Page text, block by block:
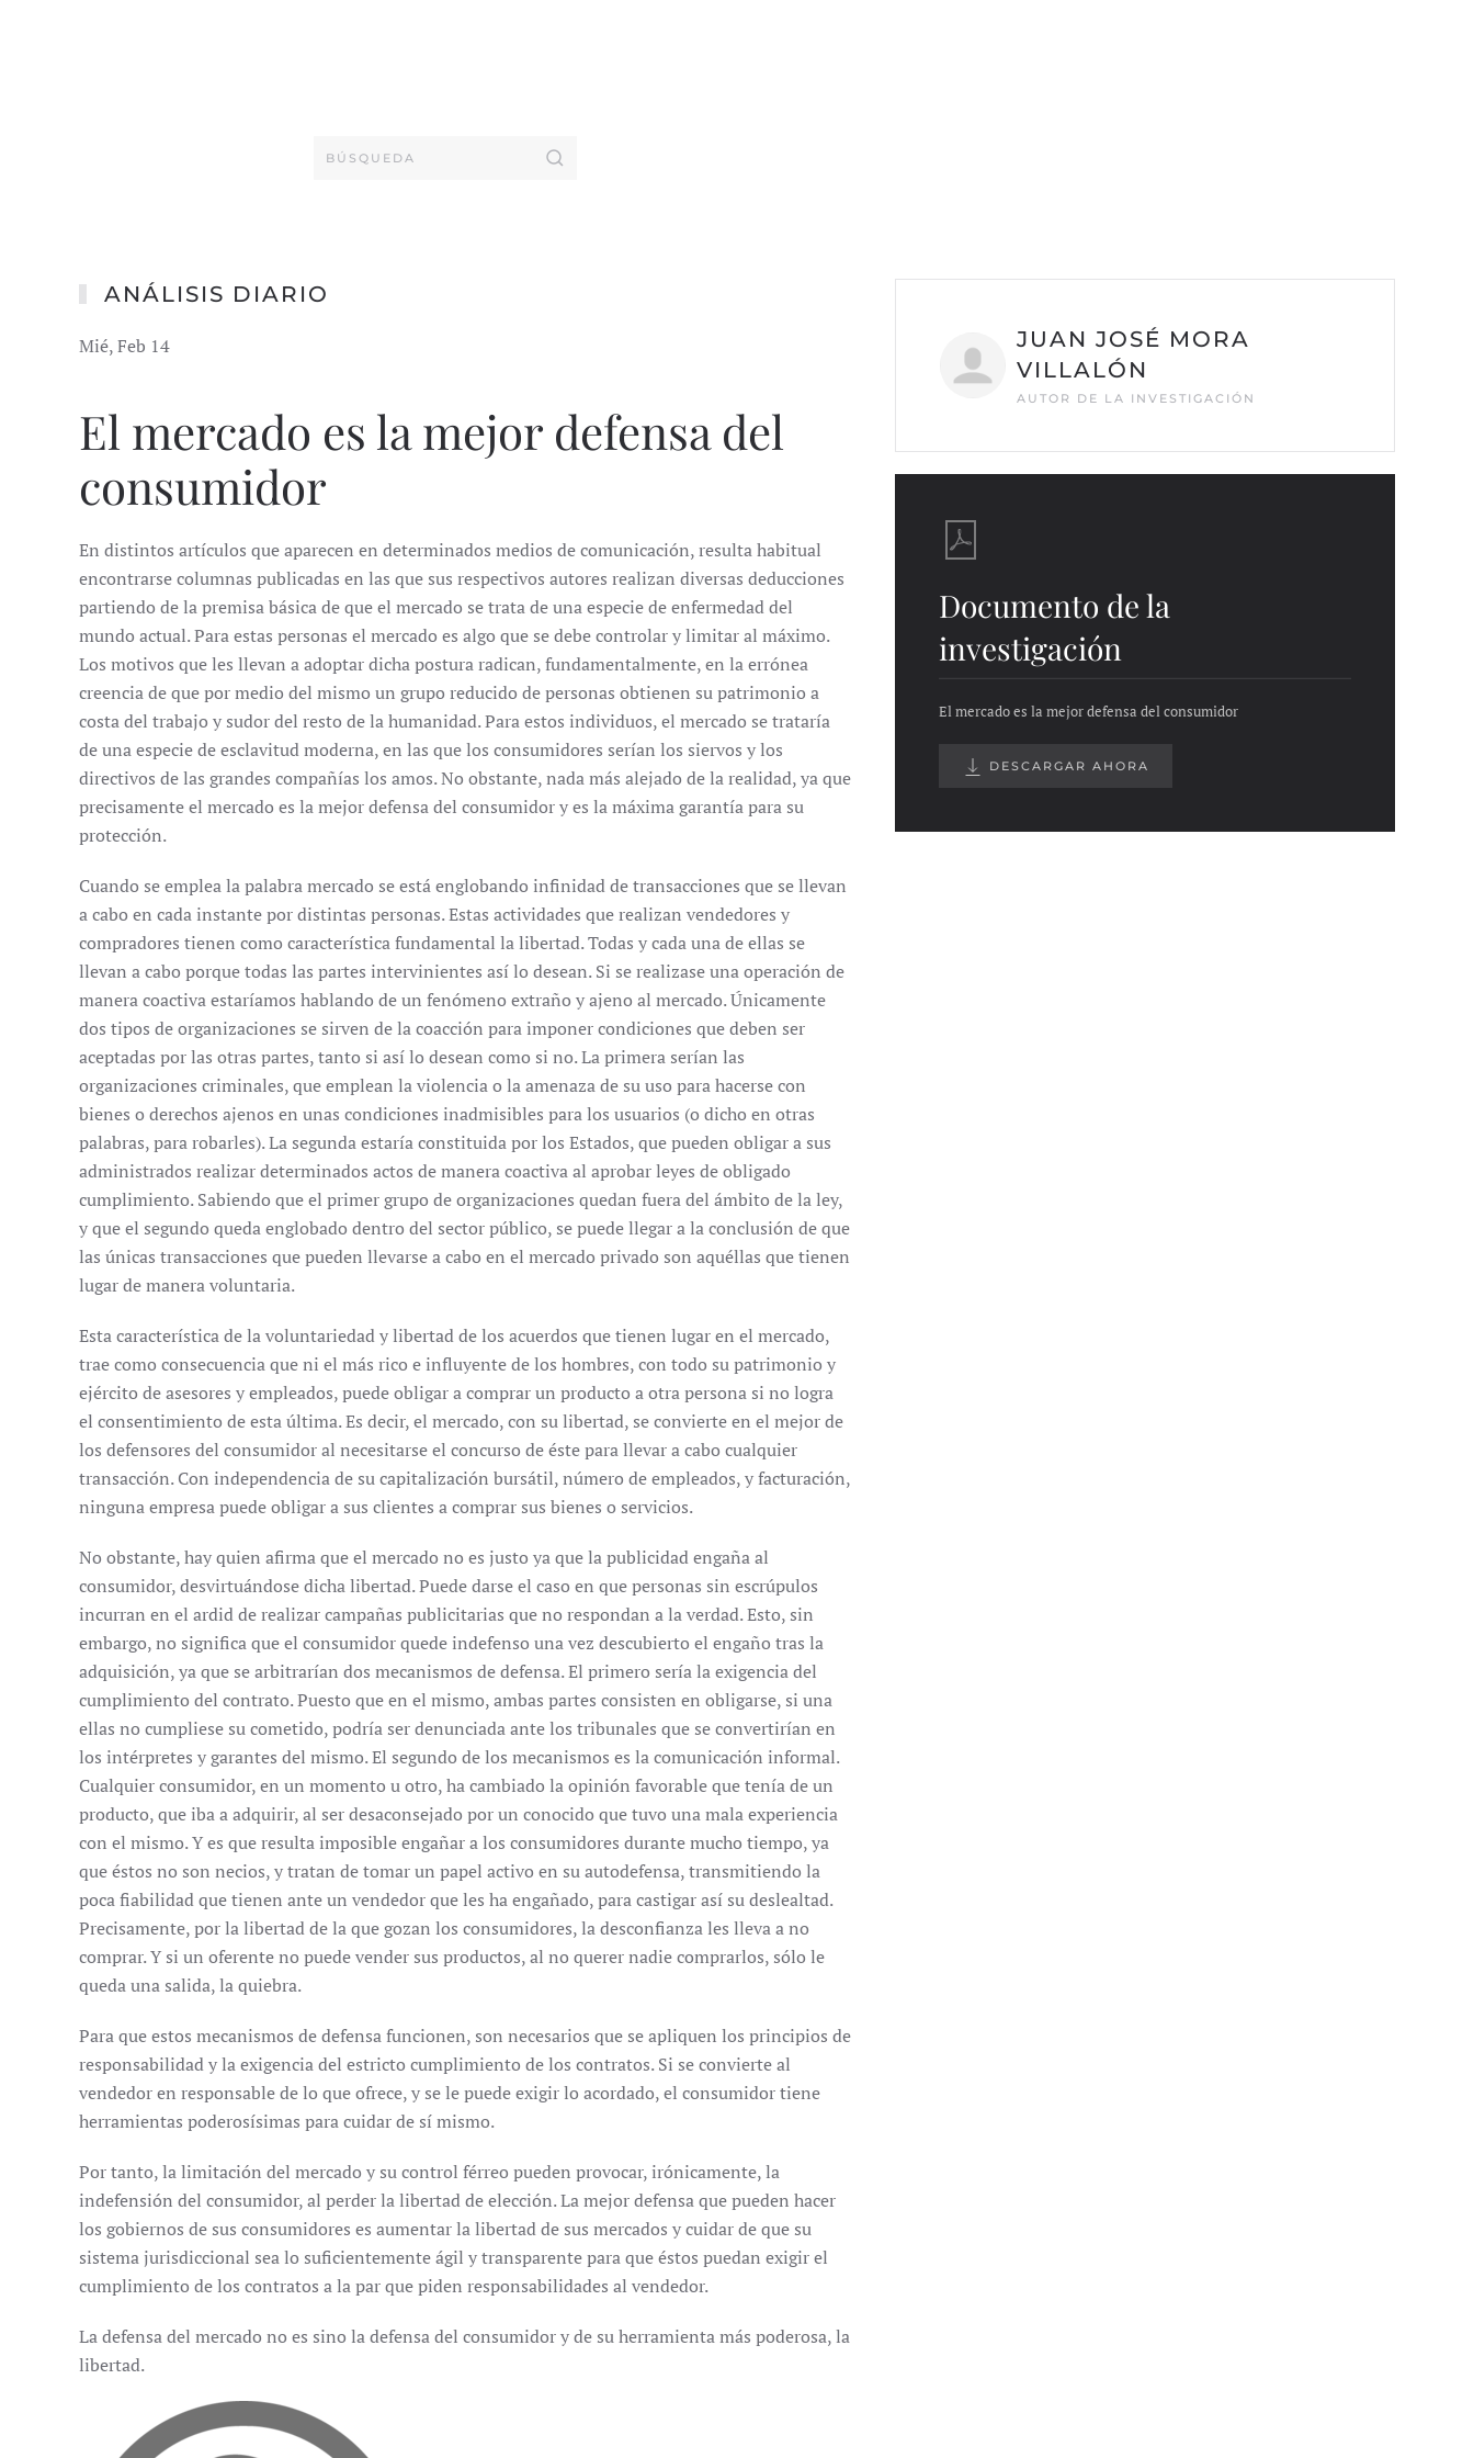
ANÁLISIS DIARIO
Mié, Feb 14
El mercado es la mejor defensa del
consumidor
En distintos artículos que aparecen en determinados medios de comunicación, resulta habitual
encontrarse columnas publicadas en las que sus respectivos autores realizan diversas deducciones
partiendo de la premisa básica de que el mercado se trata de una especie de enfermedad del
mundo actual. Para estas personas el mercado es algo que se debe controlar y limitar al máximo.
Los motivos que les llevan a adoptar dicha postura radican, fundamentalmente, en la errónea
creencia de que por medio del mismo un grupo reducido de personas obtienen su patrimonio a
costa del trabajo y sudor del resto de la humanidad. Para estos individuos, el mercado se trataría
de una especie de esclavitud moderna, en las que los consumidores serían los siervos y los
directivos de las grandes compañías los amos. No obstante, nada más alejado de la realidad, ya que
precisamente el mercado es la mejor defensa del consumidor y es la máxima garantía para su
protección.
Cuando se emplea la palabra mercado se está englobando infinidad de transacciones que se llevan
a cabo en cada instante por distintas personas. Estas actividades que realizan vendedores y
compradores tienen como característica fundamental la libertad. Todas y cada una de ellas se
llevan a cabo porque todas las partes intervinientes así lo desean. Si se realizase una operación de
manera coactiva estaríamos hablando de un fenómeno extraño y ajeno al mercado. Únicamente
dos tipos de organizaciones se sirven de la coacción para imponer condiciones que deben ser
aceptadas por las otras partes, tanto si así lo desean como si no. La primera serían las
organizaciones criminales, que emplean la violencia o la amenaza de su uso para hacerse con
bienes o derechos ajenos en unas condiciones inadmisibles para los usuarios (o dicho en otras
palabras, para robarles). La segunda estaría constituida por los Estados, que pueden obligar a sus
administrados realizar determinados actos de manera coactiva al aprobar leyes de obligado
cumplimiento. Sabiendo que el primer grupo de organizaciones quedan fuera del ámbito de la ley,
y que el segundo queda englobado dentro del sector público, se puede llegar a la conclusión de que
las únicas transacciones que pueden llevarse a cabo en el mercado privado son aquéllas que tienen
lugar de manera voluntaria.
Esta característica de la voluntariedad y libertad de los acuerdos que tienen lugar en el mercado,
trae como consecuencia que ni el más rico e influyente de los hombres, con todo su patrimonio y
ejército de asesores y empleados, puede obligar a comprar un producto a otra persona si no logra
el consentimiento de esta última. Es decir, el mercado, con su libertad, se convierte en el mejor de
los defensores del consumidor al necesitarse el concurso de éste para llevar a cabo cualquier
transacción. Con independencia de su capitalización bursátil, número de empleados, y facturación,
ninguna empresa puede obligar a sus clientes a comprar sus bienes o servicios.
No obstante, hay quien afirma que el mercado no es justo ya que la publicidad engaña al
consumidor, desvirtuándose dicha libertad. Puede darse el caso en que personas sin escrúpulos
incurran en el ardid de realizar campañas publicitarias que no respondan a la verdad. Esto, sin
embargo, no significa que el consumidor quede indefenso una vez descubierto el engaño tras la
adquisición, ya que se arbitrarían dos mecanismos de defensa. El primero sería la exigencia del
cumplimiento del contrato. Puesto que en el mismo, ambas partes consisten en obligarse, si una
ellas no cumpliese su cometido, podría ser denunciada ante los tribunales que se convertirían en
los intérpretes y garantes del mismo. El segundo de los mecanismos es la comunicación informal.
Cualquier consumidor, en un momento u otro, ha cambiado la opinión favorable que tenía de un
producto, que iba a adquirir, al ser desaconsejado por un conocido que tuvo una mala experiencia
con el mismo. Y es que resulta imposible engañar a los consumidores durante mucho tiempo, ya
que éstos no son necios, y tratan de tomar un papel activo en su autodefensa, transmitiendo la
poca fiabilidad que tienen ante un vendedor que les ha engañado, para castigar así su deslealtad.
Precisamente, por la libertad de la que gozan los consumidores, la desconfianza les lleva a no
comprar. Y si un oferente no puede vender sus productos, al no querer nadie comprarlos, sólo le
queda una salida, la quiebra.
Para que estos mecanismos de defensa funcionen, son necesarios que se apliquen los principios de
responsabilidad y la exigencia del estricto cumplimiento de los contratos. Si se convierte al
vendedor en responsable de lo que ofrece, y se le puede exigir lo acordado, el consumidor tiene
herramientas poderosísimas para cuidar de sí mismo.
Por tanto, la limitación del mercado y su control férreo pueden provocar, irónicamente, la
indefensión del consumidor, al perder la libertad de elección. La mejor defensa que pueden hacer
los gobiernos de sus consumidores es aumentar la libertad de sus mercados y cuidar de que su
sistema jurisdiccional sea lo suficientemente ágil y transparente para que éstos puedan exigir el
cumplimiento de los contratos a la par que piden responsabilidades al vendedor.
La defensa del mercado no es sino la defensa del consumidor y de su herramienta más poderosa, la
libertad.
JUAN JOSÉ MORA
VILLALÓN
AUTOR DE LA INVESTIGACIÓN
Documento de la
investigación
El mercado es la mejor defensa del consumidor
DESCARGAR AHORA